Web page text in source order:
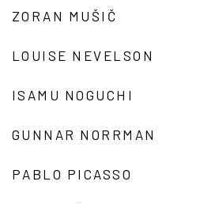
ZORAN MUŠIČ
LOUISE NEVELSON
ISAMU NOGUCHI
GUNNAR NORRMAN
PABLO PICASSO